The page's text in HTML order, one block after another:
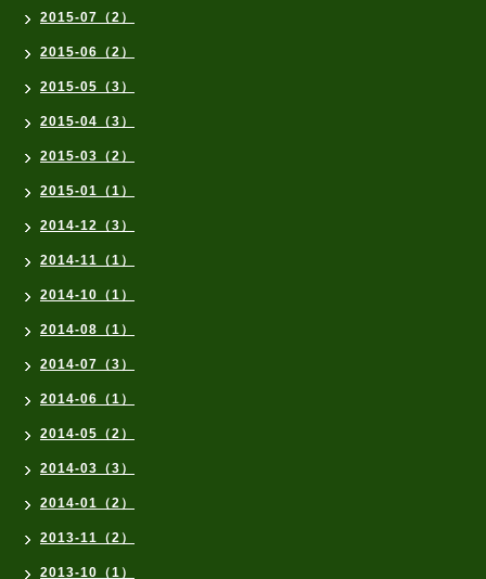
2015-07（2）
2015-06（2）
2015-05（3）
2015-04（3）
2015-03（2）
2015-01（1）
2014-12（3）
2014-11（1）
2014-10（1）
2014-08（1）
2014-07（3）
2014-06（1）
2014-05（2）
2014-03（3）
2014-01（2）
2013-11（2）
2013-10（1）